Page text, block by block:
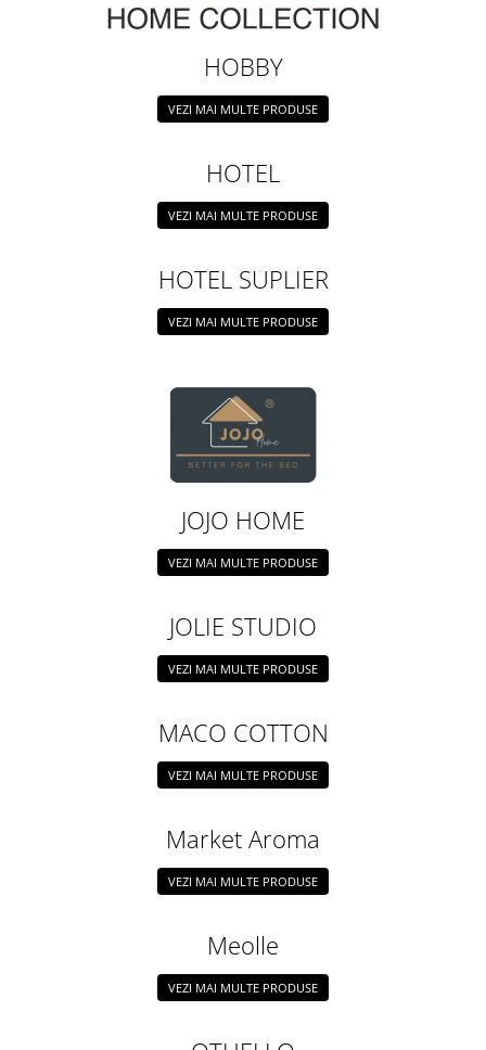
Lenjerii De Pat, Finet Premium, 1
Lenjerii De Pat Damasc 1 Persoana
Lenjerii De Pat, Imprimeu 3D, 1
HOBBY
VEZI MAI MULTE PRODUSE
HOTEL
VEZI MAI MULTE PRODUSE
HOTEL SUPLIER
VEZI MAI MULTE PRODUSE
JOJO HOME
VEZI MAI MULTE PRODUSE
JOLIE STUDIO
VEZI MAI MULTE PRODUSE
MACO COTTON
VEZI MAI MULTE PRODUSE
Market Aroma
VEZI MAI MULTE PRODUSE
Meolle
VEZI MAI MULTE PRODUSE